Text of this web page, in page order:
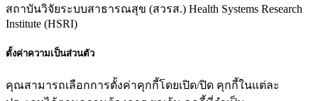
สถาบันวิจัยระบบสาธารณสุข (สวรส.) Health Systems Research
Institute (HSRI)
ตั้งค่าความเป็นส่วนตัว
คุณสามารถเลือกการตั้งค่าคุกกี้โดยเปิด/ปิด คุกกี้ในแต่ละ